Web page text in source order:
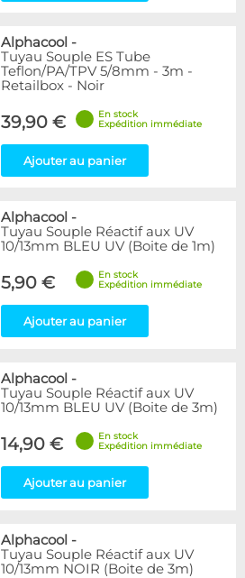
Alphacool -
Tuyau Souple ES Tube
Teflon/PA/TPV 5/8mm - 3m -
Retailbox - Noir
39,90 €
En stock
Expédition immédiate
Ajouter au panier
Alphacool -
Tuyau Souple Réactif aux UV
10/13mm BLEU UV (Boite de 1m)
5,90 €
En stock
Expédition immédiate
Ajouter au panier
Alphacool -
Tuyau Souple Réactif aux UV
10/13mm BLEU UV (Boite de 3m)
14,90 €
En stock
Expédition immédiate
Ajouter au panier
Alphacool -
Tuyau Souple Réactif aux UV
10/13mm NOIR (Boite de 3m)